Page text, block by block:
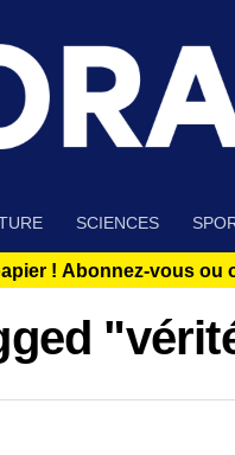
SCIENCES
! Abonnez-vous ou